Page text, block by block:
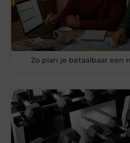
Zo plan je betaalbaar een